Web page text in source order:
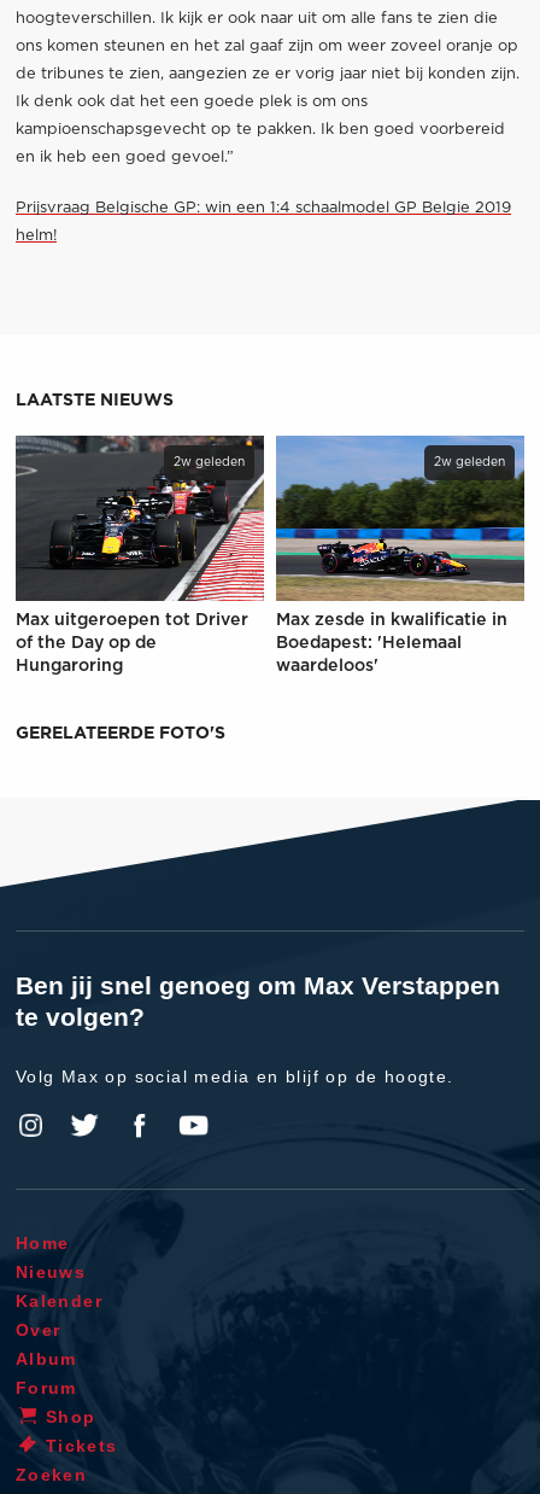
hoogteverschillen. Ik kijk er ook naar uit om alle fans te zien die
ons komen steunen en het zal gaaf zijn om weer zoveel oranje op
de tribunes te zien, aangezien ze er vorig jaar niet bij konden zijn.
Ik denk ook dat het een goede plek is om ons
kampioenschapsgevecht op te pakken. Ik ben goed voorbereid
en ik heb een goed gevoel.”
Prijsvraag Belgische GP: win een 1:4 schaalmodel GP Belgie 2019
helm!
LAATSTE NIEUWS
2w geleden
Max uitgeroepen tot Driver
of the Day op de
Hungaroring
2w geleden
Max zesde in kwalificatie in
Boedapest: 'Helemaal
waardeloos'
GERELATEERDE FOTO'S
Ben jij snel genoeg om Max Verstappen
te volgen?
Volg Max op social media en blijf op de hoogte.
Home
Nieuws
Kalender
Over
Album
Forum
Shop
Tickets
Zoeken